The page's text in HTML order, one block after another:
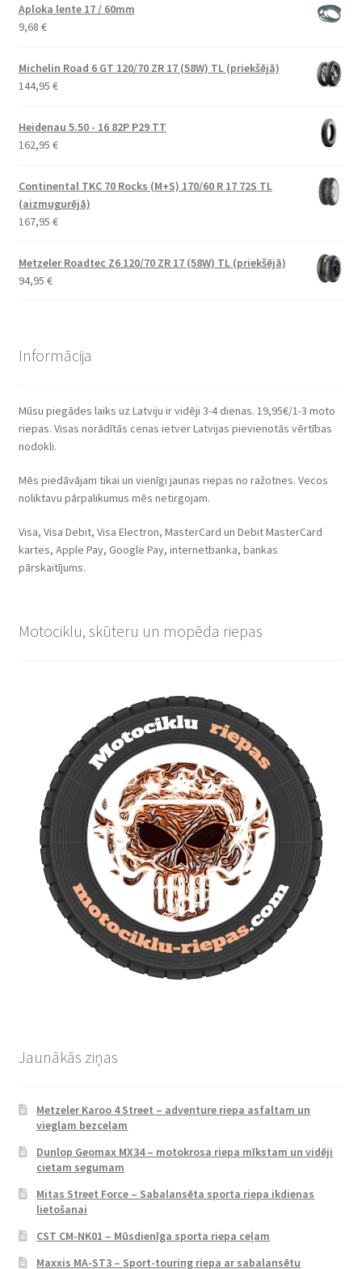
Aploka lente 17 / 60mm
9,68 €
Michelin Road 6 GT 120/70 ZR 17 (58W) TL (priekšējā)
144,95 €
Heidenau 5.50 - 16 82P P29 TT
162,95 €
Continental TKC 70 Rocks (M+S) 170/60 R 17 72S TL
(aizmugurējā)
167,95 €
Metzeler Roadtec Z6 120/70 ZR 17 (58W) TL (priekšējā)
94,95 €
Informācija
Mūsu piegādes laiks uz Latviju ir vidēji 3-4 dienas. 19,95€/1-3 moto
riepas. Visas norādītās cenas ietver Latvijas pievienotās vērtības
nodokli.
Mēs piedāvājam tikai un vienīgi jaunas riepas no ražotnes. Vecos
noliktavu pārpalikumus mēs netirgojam.
Visa, Visa Debit, Visa Electron, MasterCard un Debit MasterCard
kartes, Apple Pay, Google Pay, internetbanka, bankas
pārskaitījums.
Motociklu, skūteru un mopēda riepas
Jaunākās ziņas
Metzeler Karoo 4 Street – adventure riepa asfaltam un
vieglam bezceļam
Dunlop Geomax MX34 – motokrosa riepa mīkstam un vidēji
cietam segumam
Mitas Street Force – Sabalansēta sporta riepa ikdienas
lietošanai
CST CM-NK01 – Mūsdienīga sporta riepa ceļam
Maxxis MA-ST3 – Sport-touring riepa ar sabalansētu